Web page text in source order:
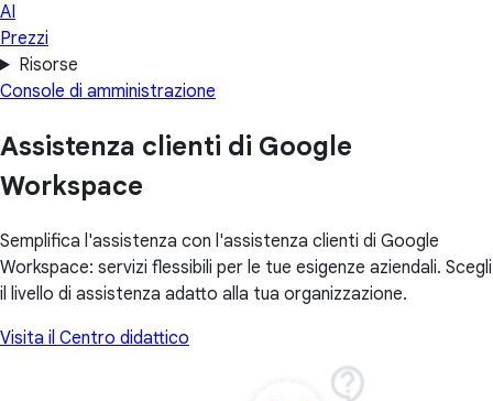
AI
Prezzi
Risorse
Console di amministrazione
Assistenza clienti di Google
Workspace
Semplifica l'assistenza con l'assistenza clienti di Google
Workspace: servizi flessibili per le tue esigenze aziendali. Scegli
il livello di assistenza adatto alla tua organizzazione.
Visita il Centro didattico